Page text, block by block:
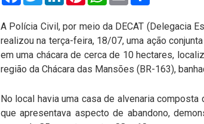
A Polícia Civil, por meio da DECAT (Delegacia
realizou na terça-feira, 18/07, uma ação
em uma chácara de cerca de 10 hectares,
região da Chácara das Mansões (BR-163),
No local havia uma casa de alvenaria
que apresentava aspecto de abandono,